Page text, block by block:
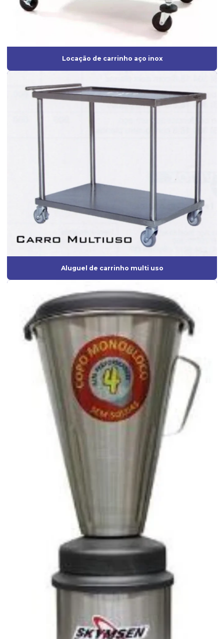
Locação de carrinho aço inox
Aluguel de carrinho multi uso